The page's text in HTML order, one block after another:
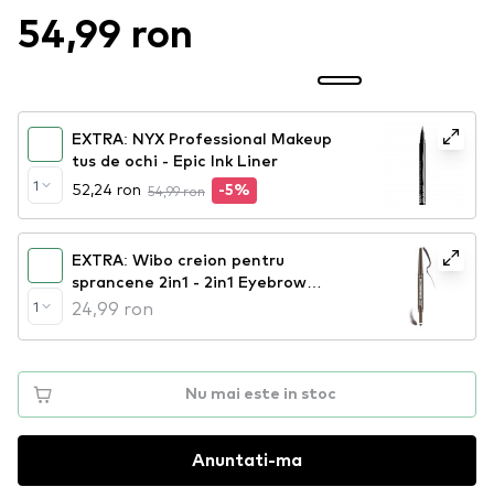
54,99 ron
1
EXTRA: NYX Professional Makeup
tus de ochi - Epic Ink Liner
52,24 ron 54,99 ron -5%
1
EXTRA: Wibo creion pentru
sprancene 2in1 - 2in1 Eyebrow
System Brow Pencil & Filling
24,99 ron
Nu mai este in stoc
Anuntati-ma